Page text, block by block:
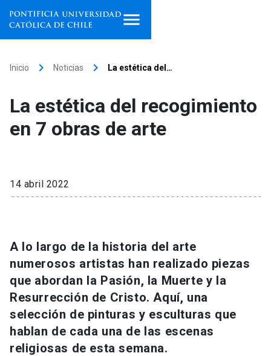
Facultades, escuelas e
institutos
Internacionalización
Vinculación
Universidad
Información para keyboard_arrow_down
Inicio keyboard_arrow_right Noticias keyboard_arrow_right La estética del…
La estética del recogimiento
en 7 obras de arte
14 abril 2022
A lo largo de la historia del arte
numerosos artistas han realizado piezas
que abordan la Pasión, la Muerte y la
Resurrección de Cristo. Aquí, una
selección de pinturas y esculturas que
hablan de cada una de las escenas
religiosas de esta semana.